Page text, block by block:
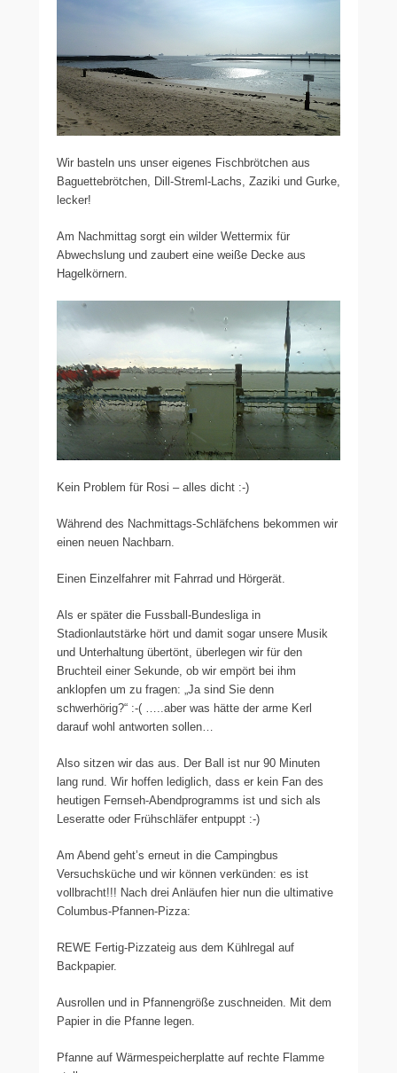
Wir basteln uns unser eigenes Fischbrötchen aus
Baguettebrötchen, Dill-Streml-Lachs, Zaziki und Gurke,
lecker!
Am Nachmittag sorgt ein wilder Wettermix für
Abwechslung und zaubert eine weiße Decke aus
Hagelkörnern.
Kein Problem für Rosi – alles dicht :-)
Während des Nachmittags-Schläfchens bekommen wir
einen neuen Nachbarn.
Einen Einzelfahrer mit Fahrrad und Hörgerät.
Als er später die Fussball-Bundesliga in
Stadionlautstärke hört und damit sogar unsere Musik
und Unterhaltung übertönt, überlegen wir für den
Bruchteil einer Sekunde, ob wir empört bei ihm
anklopfen um zu fragen: „Ja sind Sie denn
schwerhörig?“ :-( …..aber was hätte der arme Kerl
darauf wohl antworten sollen…
Also sitzen wir das aus. Der Ball ist nur 90 Minuten
lang rund. Wir hoffen lediglich, dass er kein Fan des
heutigen Fernseh-Abendprogramms ist und sich als
Leseratte oder Frühschläfer entpuppt :-)
Am Abend geht’s erneut in die Campingbus
Versuchsküche und wir können verkünden: es ist
vollbracht!!! Nach drei Anläufen hier nun die ultimative
Columbus-Pfannen-Pizza:
REWE Fertig-Pizzateig aus dem Kühlregal auf
Backpapier.
Ausrollen und in Pfannengröße zuschneiden. Mit dem
Papier in die Pfanne legen.
Pfanne auf Wärmespeicherplatte auf rechte Flamme